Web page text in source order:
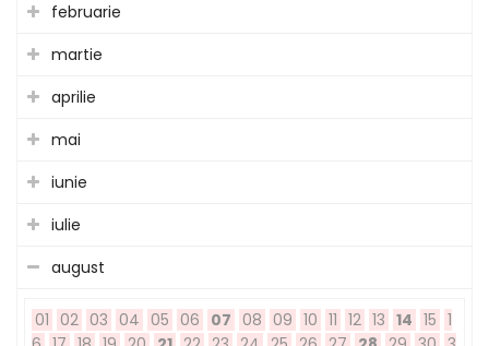
februarie
martie
aprilie
mai
iunie
iulie
august
01 02 03 04 05 06 07 08 09 10 11 12 13 14 15 1